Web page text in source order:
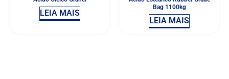
LEIA MAIS
Bag 1100kg
LEIA MAIS